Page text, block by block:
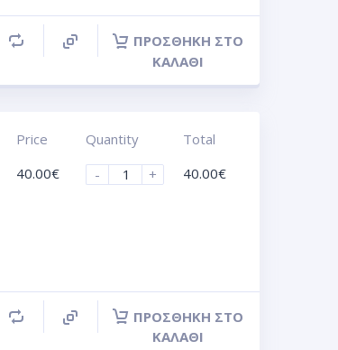
ΠΡΟΣΘΉΚΗ ΣΤΟ
ΚΑΛΆΘΙ
Price
40.00€
Quantity
-
+
Total
40.00€
ΠΡΟΣΘΉΚΗ ΣΤΟ
ΚΑΛΆΘΙ